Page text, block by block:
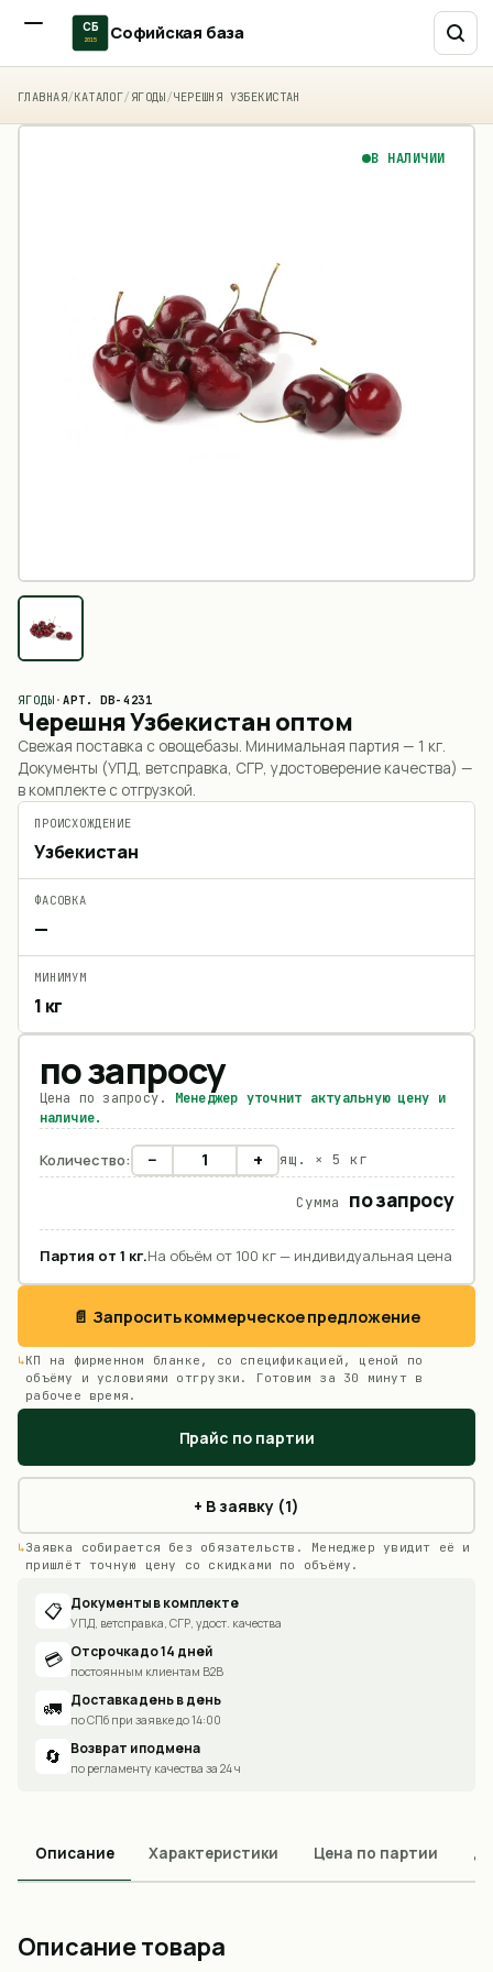
СБ
2015 Софийская база
ГЛАВНАЯ/КАТАЛОГ/ ЯГОДЫ/ЧЕРЕШНЯ УЗБЕКИСТАН
В НАЛИЧИИ
ЯГОДЫ ·АРТ.DB-4231
Черешня Узбекистан оптом
Свежая поставка с овощебазы. Минимальная партия — 1 кг.
Документы (УПД, ветсправка, СГР, удостоверение качества) —
в комплекте с отгрузкой.
ПРОИСХОЖДЕНИЕ
Узбекистан
ФАСОВКА
—
МИНИМУМ
1 кг
по запросу
Цена по запросу. Менеджер уточнит актуальную цену и
наличие.
Количество: − + ящ. × 5 кг
Сумма по запросу
Партия от 1 кг.На объём от 100 кг — индивидуальная цена
📄 Запросить коммерческое предложение
КП на фирменном бланке, со спецификацией, ценой по
объёму и условиями отгрузки. Готовим за 30 минут в
рабочее время.
Прайс по партии
+ В заявку (1)
Заявка собирается без обязательств. Менеджер увидит её и
пришлёт точную цену со скидками по объёму.
📋 Документы в комплекте
УПД, ветсправка, СГР, удост. качества
💳 Отсрочка до 14 дней
постоянным клиентам B2B
🚛 Доставка день в день
по СПб при заявке до 14:00
🔄 Возврат и подмена
по регламенту качества за 24 ч
Описание Характеристики Цена по партии
Описание товара